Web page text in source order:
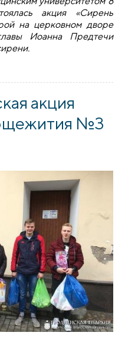
акция «Сирень
на церковном дворе
Иоанна Предтечи
приняли участие в
акция
№3